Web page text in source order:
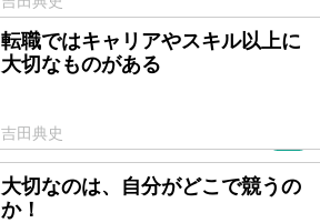
転職ではキャリアやスキル以上に
大切なものがある
吉田典史
大切なのは、自分がどこで競うの
か！